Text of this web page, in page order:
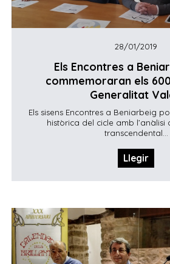
28/01/2019
Els Encontres a
commemoraran els
Generalitat
Els sisens Encontres a Beniarbeig
històrica del cicle amb l’anàlisi
transcendental...
Llegir